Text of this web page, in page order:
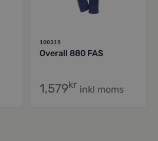
100319
Overall 880 FAS
1,579kr inkl moms